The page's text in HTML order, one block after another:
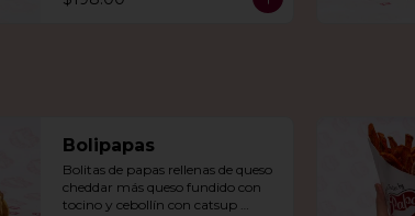
Bolipapas
Bolitas de papas rellenas de queso
cheddar más queso fundido con
tocino y cebollín con catsup